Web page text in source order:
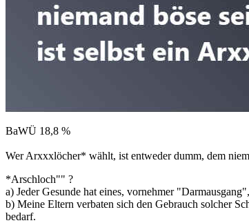
BaWÜ 18,8 %
Wer Arxxxlöcher* wählt, ist entweder dumm, dem
*Arschloch"" ?
a) Jeder Gesunde hat eines, vornehmer
b) Meine Eltern verbaten sich den Gebrauch solcher
bedarf.